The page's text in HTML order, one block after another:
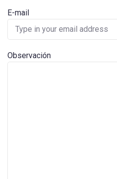
E-mail
Observación